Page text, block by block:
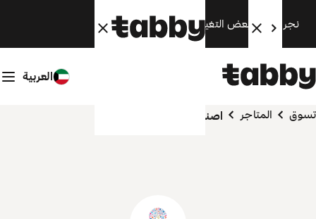
نجري الآن بعض التغييرات. سنعود قريبًا.
العربية
تسوق المتاجر اصناف الطيب